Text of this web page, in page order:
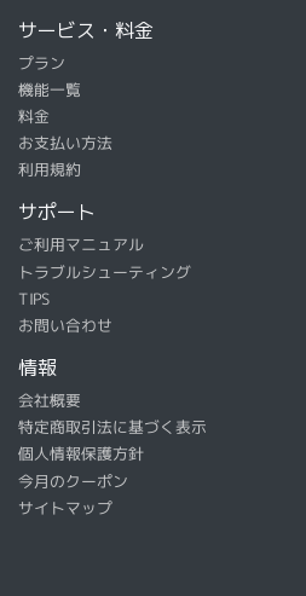
サービス・料金
プラン
機能一覧
料金
お支払い方法
利用規約
サポート
ご利用マニュアル
トラブルシューティング
TIPS
お問い合わせ
情報
会社概要
特定商取引法に基づく表示
個人情報保護方針
今月のクーポン
サイトマップ